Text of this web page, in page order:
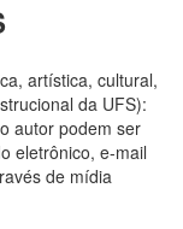
artística, cultural,
da UFS):
autor podem ser
eletrônico, e-mail
de mídia